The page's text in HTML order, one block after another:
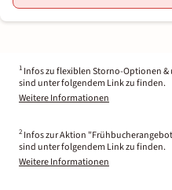
1 Infos zu flexiblen Storno-Optionen
sind unter folgendem Link zu finden.
Weitere Informationen
2 Infos zur Aktion
sind unter folgendem Link zu finden.
Weitere Informationen